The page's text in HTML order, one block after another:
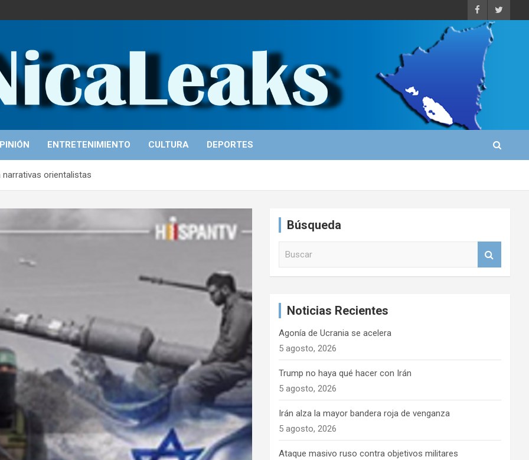
ENTRETENIMIENTO CULTURA DEPORTES
orientalistas
Búsqueda
Noticias Recientes
Agonía de Ucrania se acelera
5 agosto, 2026
Trump no haya qué hacer con Irán
5 agosto, 2026
Irán alza la mayor bandera roja de venganza
5 agosto, 2026
Ataque masivo ruso contra objetivos militares